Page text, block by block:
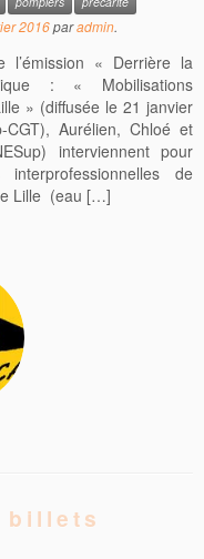
2016paradmin.
l’émission « Derrière la
: « Mobilisations
» (diffusée le 21 janvier
Aurélien, Chloé et
interviennent pour
de
Lille (eau […]
billets